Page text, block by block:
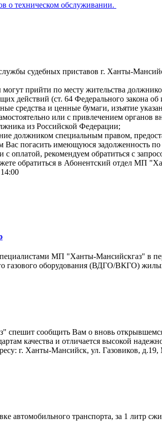
о техническом обслуживании.
судебных приставов г. Ханты-
прийти по месту жительства
действий (ст. 64 Федерального закона
средства и ценные бумаги, изъятие
или с привлечением органов
из Российской Федерации;
должником специальным правом,
Вас погасить имеющуюся задолженность
оплатой, рекомендуем обратиться с
обратиться в Абонентский отдел МП
МП "Ханты-Мансийскгаз" в
газового оборудования (ВДГО/ВКГО)
сообщить Вам о вновь
качества и отличается высокой
г. Ханты-Мансийск, ул. Газовиков,
автомобильного транспорта, за 1 литр